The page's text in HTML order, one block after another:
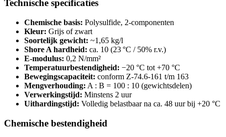
Technische specificaties
Chemische basis: Polysulfide, 2-componenten
Kleur: Grijs of zwart
Soortelijk gewicht: ~1,65 kg/l
Shore A hardheid: ca. 10 (23 °C / 50% r.v.)
E-modulus: 0,2 N/mm²
Temperatuurbestendigheid: −20 °C tot +70 °C
Bewegingscapaciteit: conform Z-74.6-161 t/m 163
Mengverhouding: A : B = 100 : 10 (gewichtsdelen)
Verwerkingstijd: Minstens 2 uur
Uithardingstijd: Volledig belastbaar na ca. 48 uur bij +20 °C
Chemische bestendigheid